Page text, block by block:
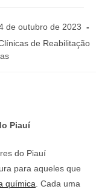
de outubro de 2023
de Reabilitação
Piauí
do Piauí
para aqueles que
química . Cada uma